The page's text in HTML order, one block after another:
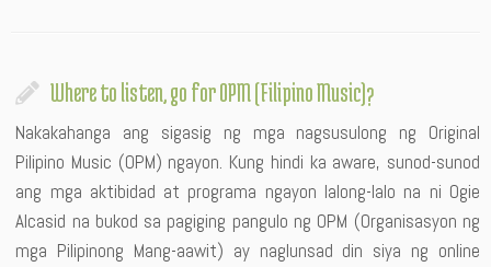
Where to listen, go for OPM (Filipino Music)?
Nakakahanga ang sigasig ng mga nagsusulong ng Original
Pilipino Music (OPM) ngayon. Kung hindi ka aware, sunod-sunod
ang mga aktibidad at programa ngayon lalong-lalo na ni Ogie
Alcasid na bukod sa pagiging pangulo ng OPM (Organisasyon ng
mga Pilipinong Mang-aawit) ay naglunsad din siya ng online